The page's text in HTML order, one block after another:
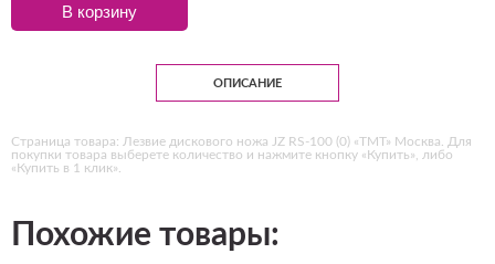
В корзину
ОПИСАНИЕ
Страница товара: Лезвие дискового ножа JZ RS-100 (0) «ТМТ» Москва. Для
покупки товара выберете количество и нажмите кнопку «Купить», либо
«Купить в 1 клик».
Похожие товары: